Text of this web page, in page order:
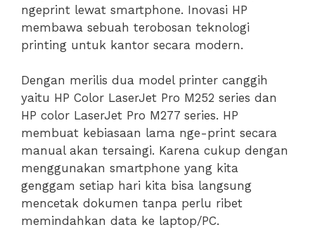
ngeprint lewat smartphone. Inovasi HP
membawa sebuah terobosan teknologi
printing untuk kantor secara modern.
Dengan merilis dua model printer canggih
yaitu HP Color LaserJet Pro M252 series dan
HP color LaserJet Pro M277 series. HP
membuat kebiasaan lama nge-print secara
manual akan tersaingi. Karena cukup dengan
menggunakan smartphone yang kita
genggam setiap hari kita bisa langsung
mencetak dokumen tanpa perlu ribet
memindahkan data ke laptop/PC.